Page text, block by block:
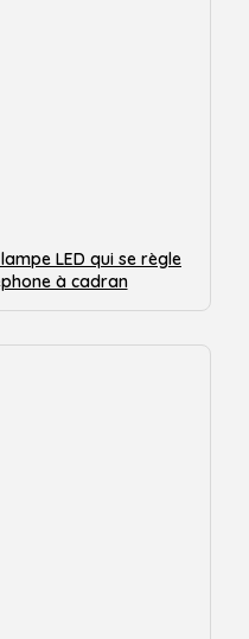
LED qui se règle
à cadran